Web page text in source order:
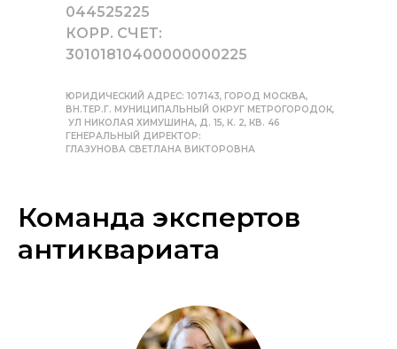
044525225
КОРР. СЧЕТ:
30101810400000000225
ЮРИДИЧЕСКИЙ АДРЕС: 107143, ГОРОД МОСКВА,
ВН.ТЕР.Г. МУНИЦИПАЛЬНЫЙ ОКРУГ МЕТРОГОРОДОК,
УЛ НИКОЛАЯ ХИМУШИНА, Д. 15, К. 2, КВ. 46
ГЕНЕРАЛЬНЫЙ ДИРЕКТОР:
ГЛАЗУНОВА СВЕТЛАНА ВИКТОРОВНА
Команда экспертов
антиквариата